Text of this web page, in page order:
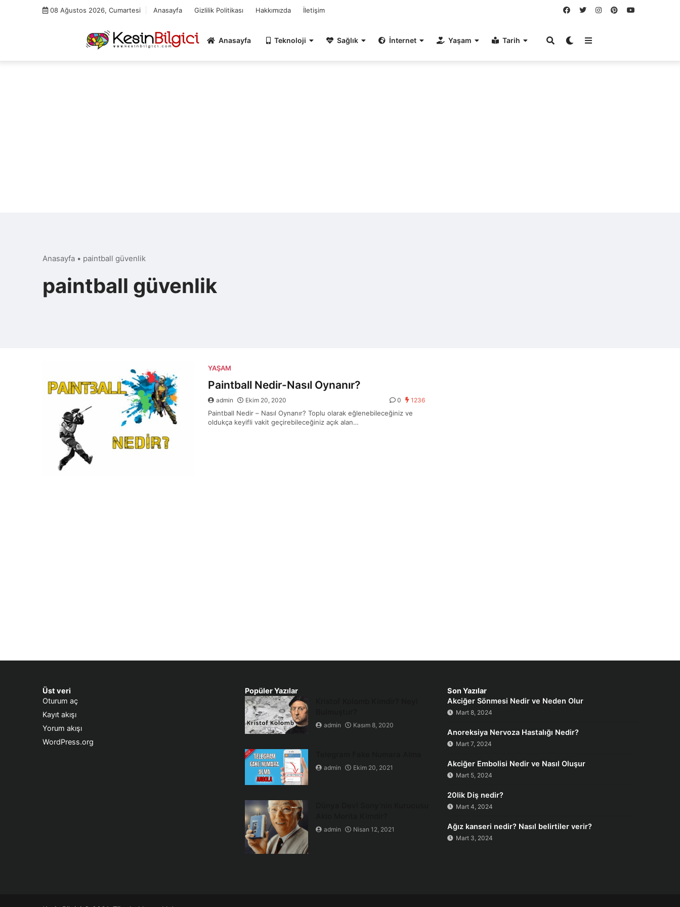
08 Ağustos 2026, Cumartesi Anasayfa Gizlilik Politikası Hakkımızda İletişim
Anasayfa Teknoloji Sağlık İnternet Yaşam Tarih
Anasayfa • paintball güvenlik
paintball güvenlik
YAŞAM
Paintball Nedir-Nasıl Oynanır?
admin Ekim 20, 2020 0 1236
Paintball Nedir – Nasıl Oynanır? Toplu olarak eğlenebileceğiniz ve
oldukça keyifli vakit geçirebileceğiniz açık alan…
Üst veri
Oturum aç
Kayıt akışı
Yorum akışı
WordPress.org
Popüler Yazılar
admin Kasım 8, 2020
admin Ekim 20, 2021
admin Nisan 12, 2021
Son Yazılar
Akciğer Sönmesi Nedir ve Neden Olur
Mart 8, 2024
Anoreksiya Nervoza Hastalığı Nedir?
Mart 7, 2024
Akciğer Embolisi Nedir ve Nasıl Oluşur
Mart 5, 2024
20lik Diş nedir?
Mart 4, 2024
Ağız kanseri nedir? Nasıl belirtiler verir?
Mart 3, 2024